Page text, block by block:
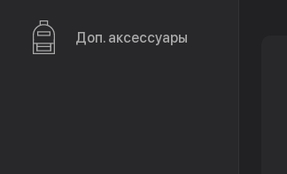
Доп. аксессуары